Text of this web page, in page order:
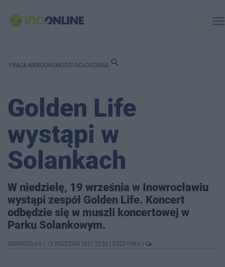
PRACA NIERUCHOMOŚCI OGŁOSZENIA search
Golden Life
wystąpi w
Solankach
W niedzielę, 19 września w Inowrocławiu
wystąpi zespół Golden Life. Koncert
odbędzie się w muszli koncertowej w
Parku Solankowym.
INOWROCŁAW 13 WRZEŚNIA 2021 22:33 ROZRYWKA